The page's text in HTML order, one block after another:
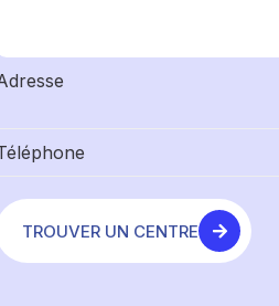
TROUVER UN CENTRE